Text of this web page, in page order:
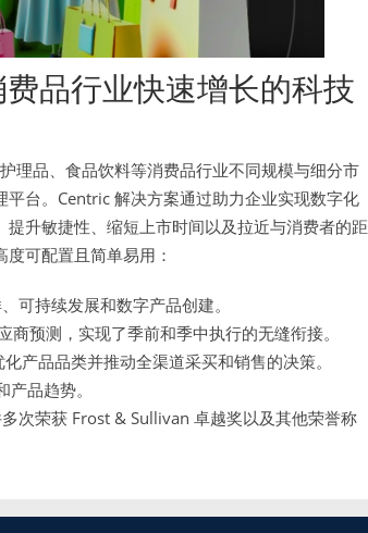
品行业快速增长的科技
理品、食品饮料等消费品行业不同规模与细分市
台。Centric 解决方案通过助力企业实现数字化
升敏捷性、缩短上市时间以及拉近与消费者的距
可配置且简单易用：
可持续发展和数字产品创建。
预测，实现了季前和季中执行的无缝衔接。
产品品类并推动全渠道采买和销售的决策。
品趋势。
次荣获 Frost & Sullivan 卓越奖以及其他荣誉称